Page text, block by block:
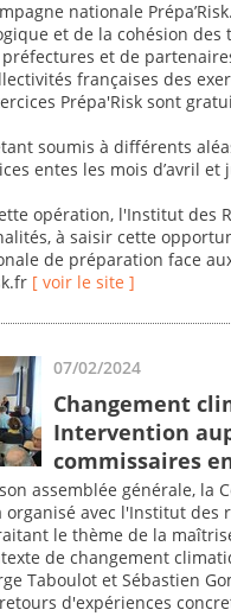
nationale
et de la cohésion
et de
françaises des
Prépa'Risk sont
soumis à différents
entes les mois d’avril
opération, l'Institut des
à saisir cette
de préparation face
[ voir le site ]
07/02/2024
Changement
Intervention
commissaires
assemblée générale, la
organisé avec l'Institut
le thème de la
de changement
Taboulot et Sébastien
d'expériences